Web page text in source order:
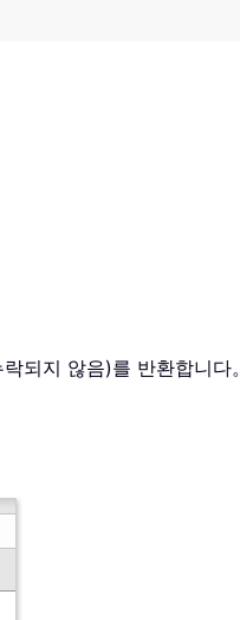
되지 않음)를 반환합니다。